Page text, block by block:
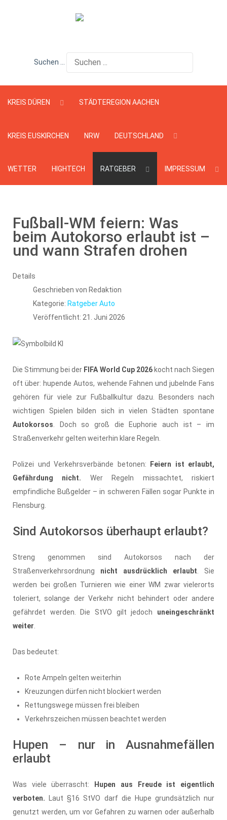
Suchen ...
KREIS DÜREN STÄDTEREGION AACHEN
KREIS EUSKIRCHEN NRW DEUTSCHLAND
WETTER HIGHTECH RATGEBER IMPRESSUM
Fußball-WM feiern: Was
beim Autokorso erlaubt ist –
und wann Strafen drohen
Details
Geschrieben von Redaktion
Kategorie: Ratgeber Auto
Veröffentlicht: 21. Juni 2026
Die Stimmung bei der FIFA World Cup 2026kocht nach Siegen
oft über: hupende Autos, wehende Fahnen und jubelnde Fans
gehören für viele zur Fußballkultur dazu. Besonders nach
wichtigen Spielen bilden sich in vielen Städten spontane
Autokorsos . Doch so groß die Euphorie auch ist – im
Straßenverkehr gelten weiterhin klare Regeln.
Polizei und Verkehrsverbände betonen:
Feiern ist erlaubt,
Gefährdung nicht. Wer Regeln missachtet, riskiert
empfindliche Bußgelder – in schweren Fällen sogar Punkte in
Flensburg.
Sind Autokorsos überhaupt erlaubt?
Streng genommen sind Autokorsos nach der
Straßenverkehrsordnung nicht ausdrücklich erlaubt . Sie
werden bei großen Turnieren wie einer WM zwar vielerorts
toleriert, solange der Verkehr nicht behindert oder andere
gefährdet werden. Die StVO gilt jedoch uneingeschränkt
weiter
Das bedeutet:
Rote Ampeln gelten weiterhin
Kreuzungen dürfen nicht blockiert werden
Rettungswege müssen frei bleiben
Verkehrszeichen müssen beachtet werden
Hupen – nur in Ausnahmefällen
erlaubt
Was viele überrascht:
Hupen aus Freude ist eigentlich
verboten. Laut §16 StVO darf die Hupe grundsätzlich nur
genutzt werden, um vor Gefahren zu warnen oder außerhalb